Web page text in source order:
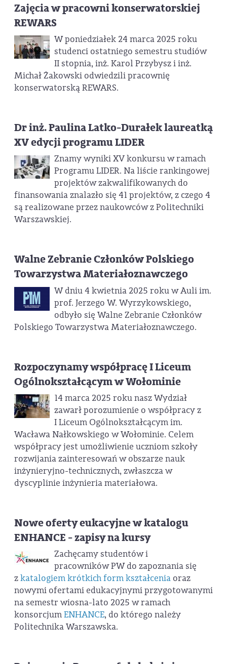
Zajęcia w pracowni konserwatorskiej
REWARS
W poniedziałek 24 marca 2025 roku
studenci ostatniego semestru studiów
II stopnia, inż. Karol Przybysz i inż.
Michał Żakowski odwiedzili pracownię
konserwatorską REWARS.
Dr inż. Paulina Latko-Durałek laureatką
XV edycji programu LIDER
Znamy wyniki XV konkursu w ramach
Programu LIDER. Na liście rankingowej
projektów zakwalifikowanych do
finansowania znalazło się 41 projektów, z czego 4
są realizowane przez naukowców z Politechniki
Warszawskiej.
Walne Zebranie Członków Polskiego
Towarzystwa Materiałoznawczego
W dniu 4 kwietnia 2025 roku w Auli im.
prof. Jerzego W. Wyrzykowskiego,
odbyło się Walne Zebranie Członków
Polskiego Towarzystwa Materiałoznawczego.
Rozpoczynamy współpracę I Liceum
Ogólnokształcącym w Wołominie
14 marca 2025 roku nasz Wydział
zawarł porozumienie o współpracy z
I Liceum Ogólnokształcącym im.
Wacława Nałkowskiego w Wołominie. Celem
współpracy jest umożliwienie uczniom szkoły
rozwijania zainteresowań w obszarze nauk
inżynieryjno-technicznych, zwłaszcza w
dyscyplinie inżynieria materiałowa.
Nowe oferty eukacyjne w katalogu
ENHANCE - zapisy na kursy
Zachęcamy studentów i
pracowników PW do zapoznania się
zkatalogiem krótkich form kształcenia oraz
nowymi ofertami edukacyjnymi przygotowanymi
na semestr wiosna-lato 2025 w ramach
konsorcjumENHANCE, do którego należy
Politechnika Warszawska.